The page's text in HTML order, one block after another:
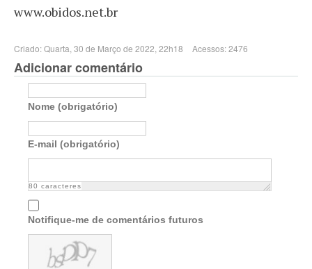
www.obidos.net.br
Criado: Quarta, 30 de Março de 2022, 22h18 Acessos: 2476
Adicionar comentário
Nome (obrigatório)
E-mail (obrigatório)
80 caracteres
Notifique-me de comentários futuros